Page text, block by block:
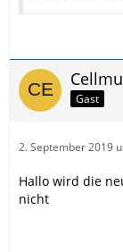
Gast
2. September 2019
Hallo wird die
nicht